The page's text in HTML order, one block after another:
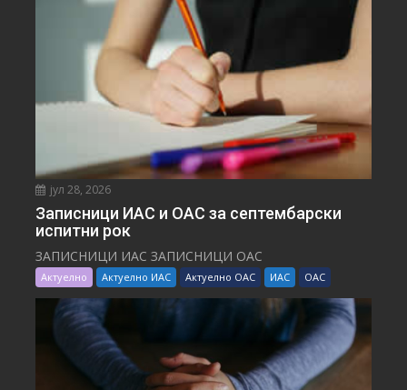
јул 28, 2026
Записници ИАС и ОАС за септембарски
испитни рок
ЗАПИСНИЦИ ИАС ЗАПИСНИЦИ ОАС
Актуелно Актуелно ИАС Актуелно ОАС ИАС ОАС